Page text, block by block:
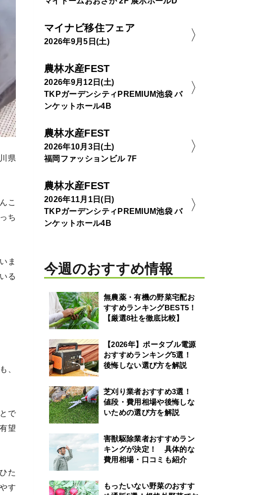
県
こ
ち
ま
る
、
で
望
た
す
マイナビ移住フェア
2026年9月5日(土)
農林水産FEST
2026年9月12日(土)
TKPガーデンシティPREMIUM池袋 バ
ンケットホール4B
農林水産FEST
2026年10月3日(土)
福岡ファッションビル 7F
農林水産FEST
2026年11月1日(日)
TKPガーデンシティPREMIUM池袋 バ
ンケットホール4B
今週のおすすめ情報
無農薬・有機の野菜宅配お
すすめランキングBEST5！
【厳選8社を徹底比較】
【2026年】ポータブル電源
おすすめランキング5選！
後悔しない選び方を解説
芝刈り業者おすすめ3選！
値段・費用相場や後悔しな
いための選び方を解説
害獣駆除業者おすすめラン
キングが決定！ 具体的な
費用相場・口コミも紹介
もったいない野菜のおすす